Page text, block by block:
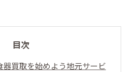
目次
器買取を始めよう地元サービ